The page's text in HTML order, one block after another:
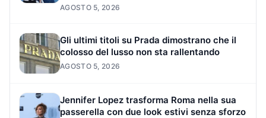
AGOSTO 5, 2026
Gli ultimi titoli su Prada dimostrano che il
colosso del lusso non sta rallentando
AGOSTO 5, 2026
Jennifer Lopez trasforma Roma nella sua
passerella con due look estivi senza sforzo